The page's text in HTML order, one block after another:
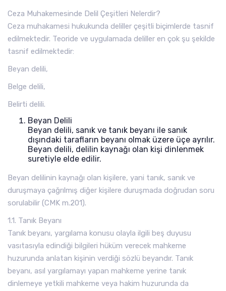
Ceza Muhakemesinde Delil Çeşitleri Nelerdir?
Ceza muhakamesi hukukunda deliller çeşitli biçimlerde tasnif
edilmektedir. Teoride ve uygulamada deliller en çok şu şekilde
tasnif edilmektedir:
Beyan delili,
Belge delili,
Belirti delili.
Beyan Delili
Beyan delili, sanık ve tanık beyanı ile sanık
dışındaki tarafların beyanı olmak üzere üçe ayrılır.
Beyan delili, delilin kaynağı olan kişi dinlenmek
suretiyle elde edilir.
Beyan delilinin kaynağı olan kişilere, yani tanık, sanık ve
duruşmaya çağrılmış diğer kişilere duruşmada doğrudan soru
sorulabilir (CMK m.201).
1.1. Tanık Beyanı
Tanık beyanı, yargılama konusu olayla ilgili beş duyusu
vasıtasıyla edindiği bilgileri hüküm verecek mahkeme
huzurunda anlatan kişinin verdiği sözlü beyandır. Tanık
beyanı, asıl yargılamayı yapan mahkeme yerine tanık
dinlemeye yetkili mahkeme veya hakim huzurunda da